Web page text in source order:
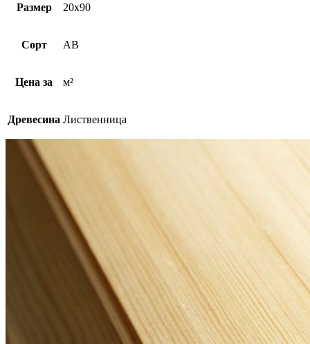
Размер 20х90
Сорт AB
Цена за м²
Древесина Лиственница